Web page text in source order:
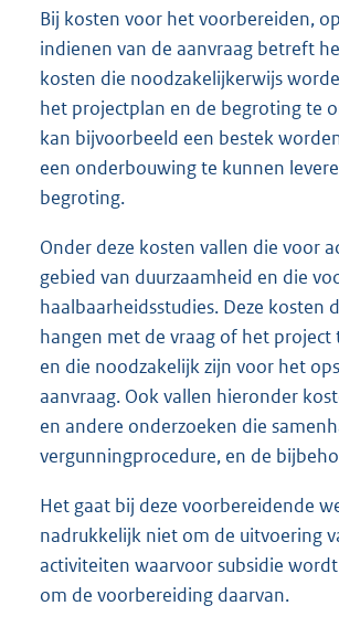
Bij kosten voor het voorbereiden,
indienen van de aanvraag betreft
kosten die noodzakelijkerwijs
het projectplan en de begroting te
kan bijvoorbeeld een bestek
een onderbouwing te kunnen
begroting.
Onder deze kosten vallen die voor
gebied van duurzaamheid en die
haalbaarheidsstudies. Deze kosten
hangen met de vraag of het project
en die noodzakelijk zijn voor het
aanvraag. Ook vallen hieronder
en andere onderzoeken die
vergunningprocedure, en de
Het gaat bij deze voorbereidende
nadrukkelijk niet om de uitvoering
activiteiten waarvoor subsidie
om de voorbereiding daarvan.